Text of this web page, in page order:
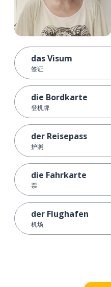
das Visum
签证
die Bordkarte
登机牌
der Reisepass
护照
die Fahrkarte
票
der Flughafen
机场